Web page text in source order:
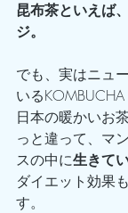
昆布茶といえば
ジ。
でも、実はニュ
いるKOMBUCHA
日本の暖かいお
っと違って、マ
スの中に生きて
ダイエット効果
す。